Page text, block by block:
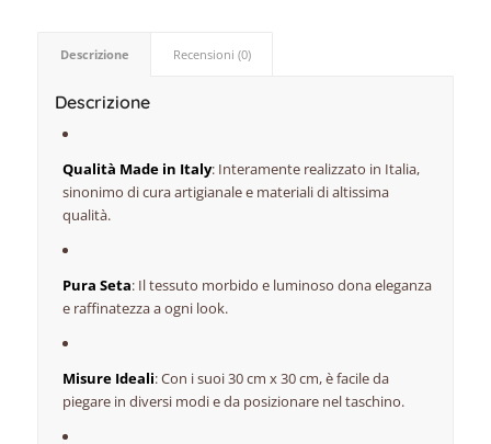
Descrizione Recensioni (0)
Descrizione
Qualità Made in Italy: Interamente realizzato in Italia,
sinonimo di cura artigianale e materiali di altissima
qualità.
Pura Seta: Il tessuto morbido e luminoso dona eleganza
e raffinatezza a ogni look.
Misure Ideali: Con i suoi 30 cm x 30 cm, è facile da
piegare in diversi modi e da posizionare nel taschino.